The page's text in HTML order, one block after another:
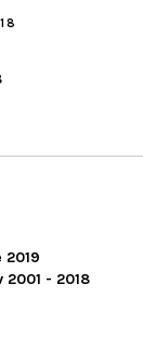
2019
2001 - 2018